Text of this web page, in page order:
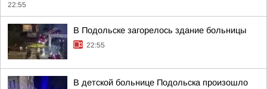
22:55
В Подольске загорелось здание больницы
22:55
В детской больнице Подольска произошло